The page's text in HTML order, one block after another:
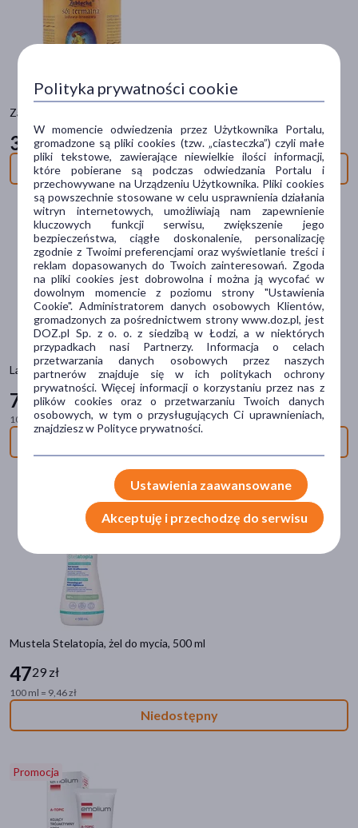
Zabłocka, jodowo-bromowa sól termalna do kąpieli i peelingu, 1 kg
38
29 zł
Niedostępny
La Roche-Posay Lipikar Baume AP+M, balsam regenerujący, 200 ml
75 69 zł
100 ml = 37,85 zł
Mustela Stelatopia, żel do mycia, 500 ml
4729 zł
100 ml = 9,46 zł
Niedostępny
Promocja
Odbiór w aptece
Cena
zł –
Marka
AA(7)
ASA (1)
Aderma(8)
Alepia(1)
Allerco(3)
pokaż więcej
Postać
krem(164)
balsam(81)
żel(67)
(47)
pokaż więcej
Część ciała
skóra(501)
twarz(229)
włosy(75)
głowa
dłonie(28)
łagodzące
nawilżające(435)
Polityka prywatności cookie
W momencie odwiedzenia przez Użytkownika Portalu,
gromadzone są pliki cookies (tzw. „ciasteczka”) czyli małe
pliki tekstowe, zawierające niewielkie ilości informacji,
które pobierane są podczas odwiedzania Portalu i
przechowywane na Urządzeniu Użytkownika. Pliki cookies
są powszechnie stosowane w celu usprawnienia działania
witryn internetowych, umożliwiają nam zapewnienie
kluczowych funkcji serwisu, zwiększenie jego
bezpieczeństwa, ciągłe doskonalenie, personalizację
zgodnie z Twoimi preferencjami oraz wyświetlanie treści i
reklam dopasowanych do Twoich zainteresowań. Zgoda
na pliki cookies jest dobrowolna i można ją wycofać w
dowolnym momencie z poziomu strony "Ustawienia
Cookie". Administratorem danych osobowych Klientów,
gromadzonych za pośrednictwem strony www.doz.pl, jest
DOZ.pl Sp. z o. o. z siedzibą w Łodzi, a w niektórych
przypadkach nasi Partnerzy. Informacja o celach
przetwarzania danych osobowych przez naszych
partnerów znajduje się w ich politykach ochrony
prywatności. Więcej informacji o korzystaniu przez nas z
plików cookies oraz o przetwarzaniu Twoich danych
osobowych, w tym o przysługujących Ci uprawnieniach,
znajdziesz w Polityce prywatności.
Ustawienia zaawansowane
Akceptuję i przechodzę do serwisu